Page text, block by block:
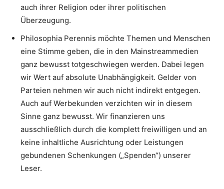
auch ihrer Religion oder ihrer politischen
Überzeugung.
Philosophia Perennis möchte Themen und Menschen
eine Stimme geben, die in den Mainstreammedien
ganz bewusst totgeschwiegen werden. Dabei legen
wir Wert auf absolute Unabhängigkeit. Gelder von
Parteien nehmen wir auch nicht indirekt entgegen.
Auch auf Werbekunden verzichten wir in diesem
Sinne ganz bewusst. Wir finanzieren uns
ausschließlich durch die komplett freiwilligen und an
keine inhaltliche Ausrichtung oder Leistungen
gebundenen Schenkungen („Spenden“) unserer
Leser.